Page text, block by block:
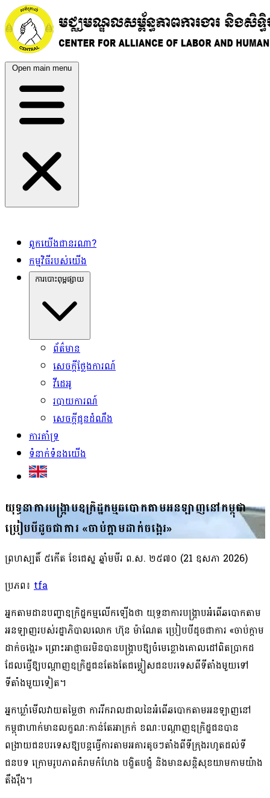
Open main menu
ពួកយើងជានរណា?
កម្មវិធីរបស់យើង
ព័ត៌មាន
សេចក្ដីថ្លែងការណ៍
វីដេអូ
របាយការណ៍
សេចក្ដីជូនដំណឹង
ការគាំទ្រ
ទំនាក់ទំនងយើង
យុទ្ធនាការ​បង្ក្រាប​ឧក្រិដ្ឋកម្ម​ឆបោក​តាម​អនឡាញ​នៅ​កម្ពុជា​
ប្រៀប​បីដូច​ជា​ការ «​ចាប់​ក្ដាម​ដាក់​ចង្អេរ»
ព្រហស្បតិ៍ ៥កើត ខែជេស្ឋ ឆ្នាំមមីរ ព.ស. ២៥៧០ (21 ឧសភា 2026)
ប្រភព៖ tfa
អ្នក​តាមដាន​បញ្ហា​ឧក្រិដ្ឋកម្ម​លើកឡើង​ថា យុទ្ធនាការ​បង្ក្រាប​អំពើ​ឆបោក​តាម​
អនឡាញ​របស់​រដ្ឋាភិបាល​លោក ហ៊ុន ម៉ាណែត ប្រៀប​បីដូច​ជា​ការ «​ចាប់​ក្ដាម​
ដាក់​ចង្អេរ​» ព្រោះ​អាជ្ញាធរ​មិន​បាន​បង្ក្រាប​ឱ្យ​ចំ​មេខ្លោង​គោលដៅ​ពិតប្រាកដ
ដែល​ធ្វើ​ឱ្យ​បណ្ដាញ​ឧក្រិដ្ឋជន​តែងតែ​ជម្លៀស​ជនបរទេស​ពី​ទីតាំង​មួយ​ទៅ​
ទីតាំង​មួយទៀត។
អ្នកឃ្លាំមើល​វាយតម្លៃ​ថា ការ​រីក​រាលដាល​នៃ​អំពើ​ឆបោក​តាម​អនឡាញ​នៅ​
កម្ពុជា​ហាក់​មាន​លក្ខណៈ​កាន់តែ​អាក្រក់ ខណៈ​បណ្ដាញ​ឧក្រិដ្ឋជន​បាន​
ពង្រាយ​ជនបរទេស​ឱ្យ​បន្ត​ធ្វើ​ការ​តាម​អគារ​តូចៗ​តាំងពី​ទីក្រុង​រហូតដល់​ទី​
ជនបទ ក្រោម​រូបភាព​គំរាមកំហែង បង្ខិតបង្ខំ និង​មាន​សន្តិសុខ​យាមកាម​យ៉ាង​
តឹងរ៉ឹង។